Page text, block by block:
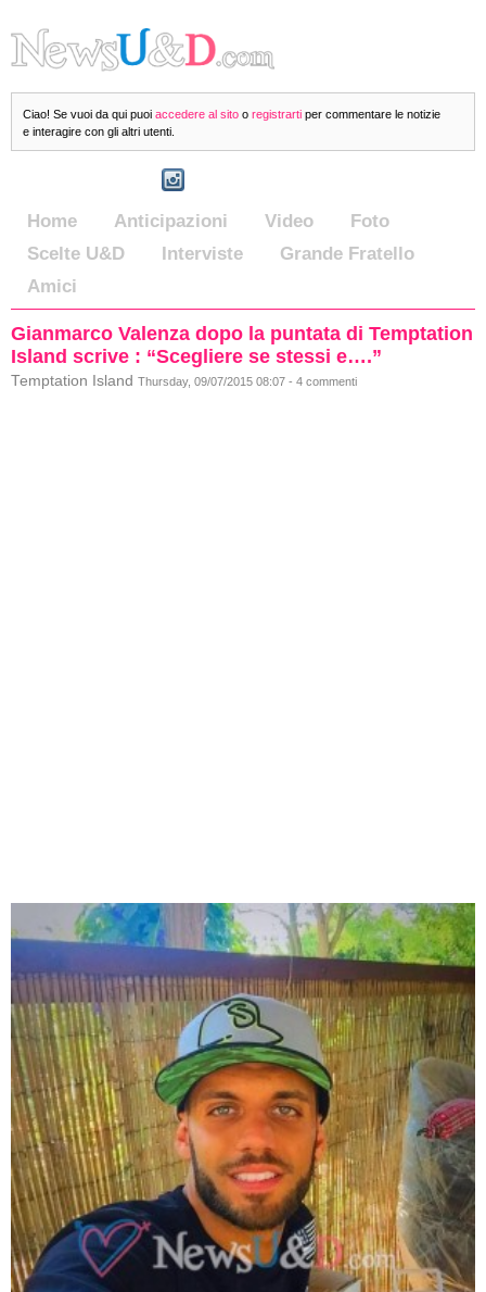
Ciao! Se vuoi da qui puoi accedere al sito o registrarti per commentare le notizie
e interagire con gli altri utenti.
Home Anticipazioni Video
Foto
Scelte U&D
Interviste
Grande Fratello
Amici
Gianmarco Valenza dopo la puntata di Temptation
Island scrive : “Scegliere se stessi e….”
Temptation Island Thursday, 09/07/2015 08:07 - 4 commenti